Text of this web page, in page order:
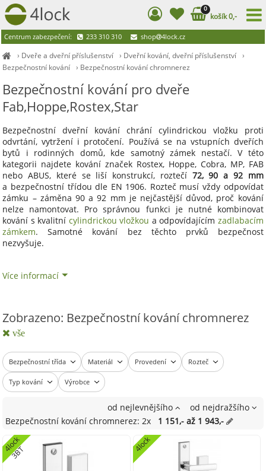
› Dveře a dveřní příslušenství › Dveřní kování, dveřní příslušenství ›
Bezpečnostní kování › Bezpečnostní kování chromnerez
Bezpečnostní kování pro dveře
Fab,Hoppe,Rostex,Star
Bezpečnostní dveřní kování chrání cylindrickou vložku proti
odvrtání, vytržení i protočení. Používá se na vstupních dveřích
bytů i rodinných domů, kde samotný zámek nestačí. V této
kategorii najdete kování značek Rostex, Hoppe, Cobra, MP, FAB
nebo ABUS, které se liší konstrukcí, roztečí 72, 90 a 92 mm
a bezpečnostní třídou dle EN 1906. Rozteč musí vždy odpovídat
zámku – záměna 90 a 92 mm je nejčastější důvod, proč kování
nelze namontovat. Pro správnou funkci je nutné kombinovat
kování s kvalitní cylindrickou vložkou a odpovídajícím zadlabacím
zámkem. Samotné kování bez těchto prvků bezpečnost
nezvyšuje.
Více informací
Zobrazeno: Bezpečnostní kování chromnerez
vše
Bezpečnostní třída Materiál Provedení Rozteč
Typ kování Výrobce
od nejlevnějšího
od nejdražšího
Bezpečnostní kování chromnerez: 2x
1 151,- až 1 943,-
4
l
o
c
k
3
B
T 4lock
0
košík 0,-
Centrum zabezpečení: 233 310 310 shop 4lock.cz